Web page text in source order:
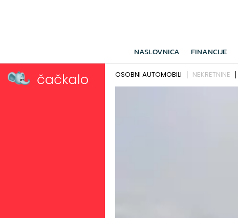
NASLOVNICA FINANCIJE